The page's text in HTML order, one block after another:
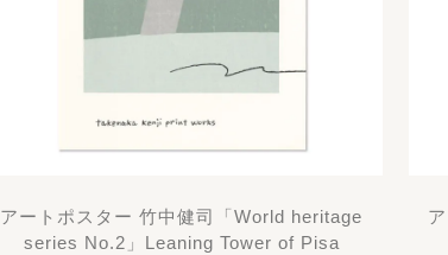
アートポスター 竹中健司「World heritage
series No.2」Leaning Tower of Pisa